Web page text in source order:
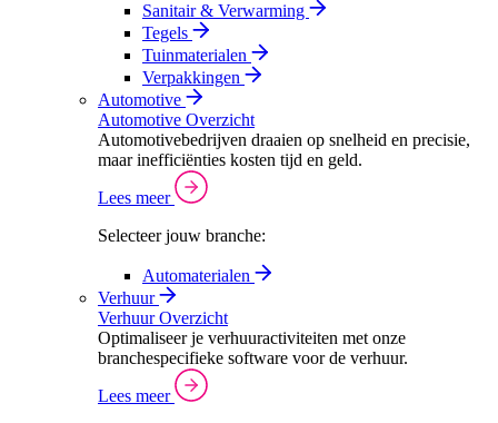
Sanitair & Verwarming
Tegels
Tuinmaterialen
Verpakkingen
Automotive
Automotive Overzicht
Automotivebedrijven draaien op snelheid en precisie,
maar inefficiënties kosten tijd en geld.
Lees meer
Selecteer jouw branche:
Automaterialen
Verhuur
Verhuur Overzicht
Optimaliseer je verhuuractiviteiten met onze
branchespecifieke software voor de verhuur.
Lees meer